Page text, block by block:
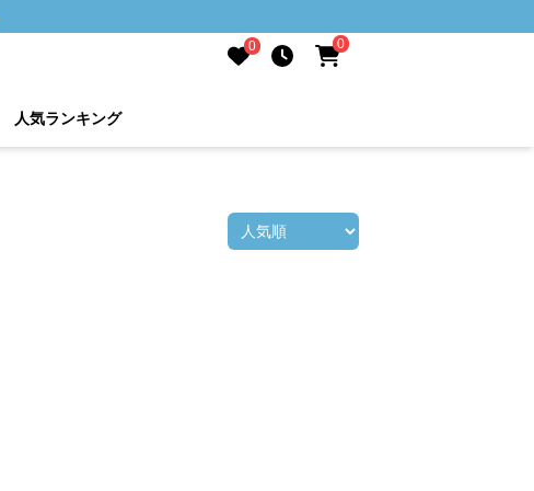
0 0
人気ランキング